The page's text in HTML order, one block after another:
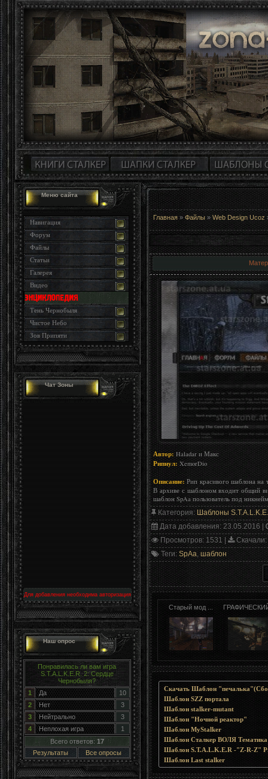
Меню сайта
Навигация
Форум
Файлы
Статьи
Галерея
Видео
Тень Чернобыля
Чистое Небо
Зов Припяти
Чат Зоны
Для добавления необходима авторизация
Наш опрос
Понравилась ли вам игра
S.T.A.L.K.E.R. 2: Сердце
Чернобыля?
1
Да
10
2
Нет
3
3
Нейтрально
3
4
Неплохая игра
1
Всего ответов: 17
Результаты
Все опросы
Главная » Файлы » Web Design Ucoz
Автор: Haladar и Макс
Рипнул: XemorDio
Описание: Рип красивого шаблона
В архиве с шаблоном входит общий
шаблон SpAa пользователь под
Категория: Шаблоны
Дата добавления: 23.05.2016 |
Просмотров: 1531 | Скачали
Теги: SpAa шаблон
Старый мод ...
Скачать Шаблон
Шаблон SZZ портала
Шаблон stalker-mutant
Шаблон "Ночной реактор"
Шаблон MyStalker
Шаблон Сталкер ВОЛЯ
Шаблон S.T.A.L.K.E.R -"Z-R-Z"
Шаблон Last stalker